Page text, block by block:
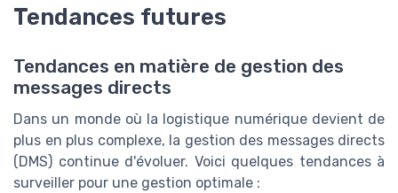
Tendances futures
Tendances en matière de gestion des
messages directs
Dans un monde où la logistique numérique devient de
plus en plus complexe, la gestion des messages directs
(DMS) continue d'évoluer. Voici quelques tendances à
surveiller pour une gestion optimale :